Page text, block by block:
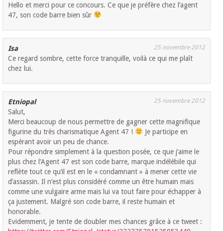
Hello et merci pour ce concours. Ce que je préfère chez l’agent
47, son code barre bien sûr
Isa 25 novembre 2012
Ce regard sombre, cette force tranquille, voilà ce qui me plaît
chez lui.
Etniopal 25 novembre 2012
Salut,
Merci beaucoup de nous permettre de gagner cette magnifique
figurine du très charismatique Agent 47 !
Je participe en
espérant avoir un peu de chance.
Pour répondre simplement à la question posée, ce que j’aime le
plus chez l’Agent 47 est son code barre, marque indélébile qui
reflète tout ce qu’il est en le « condamnant » à mener cette vie
d’assassin. Il n’est plus considéré comme un être humain mais
comme une vulgaire arme mais lui va tout faire pour échapper à
ça justement. Malgré son code barre, il reste humain et
honorable.
Evidemment, je tente de doubler mes chances grâce à ce tweet :